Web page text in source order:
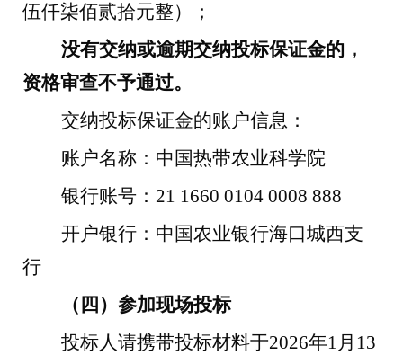
伍仟柒佰贰拾元整）；
没有交纳或逾期交纳投标保证金的，
资格审查不予通过。
交纳投标保证金的账户信息：
账户名称：中国热带农业科学院
银行账号： 21 1660 0104 0008 888
开户银行：中国农业银行海口城西支
行
（四）参加现场投标
投标人请携带投标材料于2026年1月 13